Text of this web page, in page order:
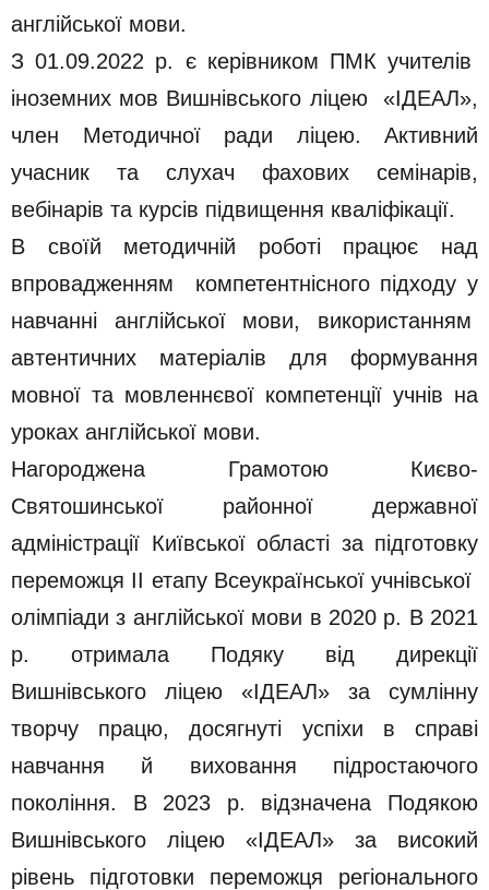
англійської мови.
З 01.09.2022 р. є керівником ПМК учителів
іноземних мов Вишнівського ліцею «ІДЕАЛ»,
член Методичної ради ліцею. Активний
учасник та слухач фахових семінарів,
вебінарів та курсів підвищення кваліфікації.
В своїй методичній роботі працює над
впровадженням компетентнісного підходу у
навчанні англійської мови, використанням
автентичних матеріалів для формування
мовної та мовленнєвої компетенції учнів на
уроках англійської мови.
Нагороджена Грамотою Києво-
Святошинської районної державної
адміністрації Київської області за підготовку
переможця ІІ етапу Всеукраїнської учнівської
олімпіади з англійської мови в 2020 р. В 2021
р. отримала Подяку від дирекції
Вишнівського ліцею «ІДЕАЛ» за сумлінну
творчу працю, досягнуті успіхи в справі
навчання й виховання підростаючого
покоління. В 2023 р. відзначена Подякою
Вишнівського ліцею «ІДЕАЛ» за високий
рівень підготовки переможця регіонального